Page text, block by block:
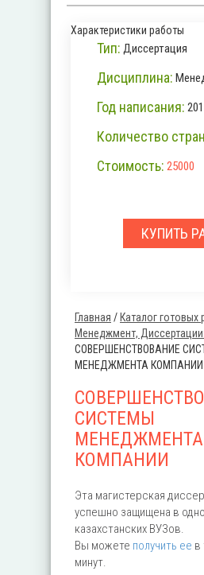
Вы здесь
Главная / Каталог готовых
Менеджмент, Диссертации:
СОВЕРШЕНСТВОВАНИЕ
МЕНЕДЖМЕНТА КОМПАНИИ
СИСТЕМЫ
МЕНЕДЖМЕНТА
КОМПАНИИ
Эта магистерская
успешно защищена в
казахстанских ВУЗов.
Вы можете получить ее в
минут.
Характеристики работы
Тип: Диссертация
Дисциплина:
Год написания:
Количество
Стоимость: 25000
КУПИТЬ